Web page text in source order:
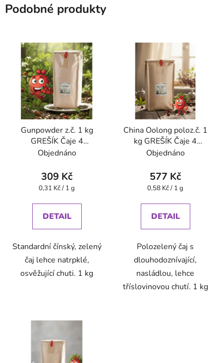
Podobné produkty
Gunpowder z.č. 1 kg
GREŠÍK Čaje 4
světadílů
Objednáno
309 Kč
Měrná
0,31 Kč / 1 g
DETAIL
Standardní čínský, zelený
čaj lehce natrpklé,
osvěžující chuti. 1 kg
China Oolong poloz.č. 1
kg GREŠÍK Čaje 4
světadílů
Objednáno
577 Kč
Měrná
0,58 Kč / 1 g
DETAIL
Polozelený čaj s
dlouhodoznívající,
nasládlou, lehce
tříslovinovou chutí. 1 kg